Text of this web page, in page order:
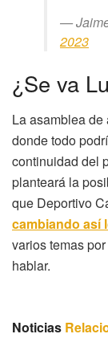
—
2023
¿Se va
La asamblea
donde todo
continuidad del
planteará la
que Deportivo
cambiando así
varios temas
hablar.
Noticias